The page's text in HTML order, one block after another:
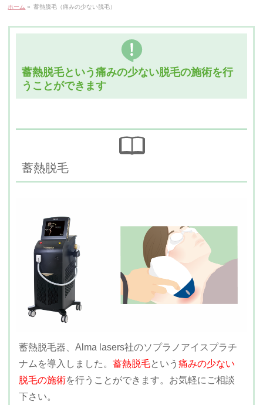
ホーム » 蓄熱脱毛（痛みの少ない脱毛）
蓄熱脱毛という痛みの少ない脱毛の施術を行
うことができます
蓄熱脱毛
蓄熱脱毛器、Alma lasers社のソプラノアイスプラチ
ナムを導入しました。蓄熱脱毛という痛みの少ない
脱毛の施術を行うことができます。お気軽にご相談
下さい。